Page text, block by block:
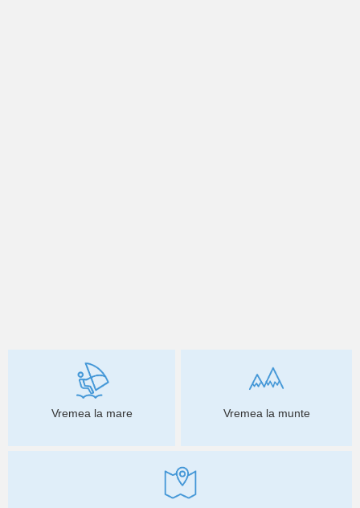
Vremea la mare Vremea la munte